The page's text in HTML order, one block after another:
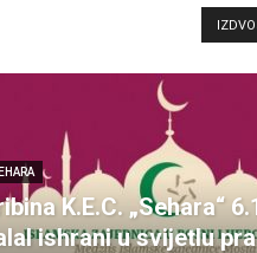
K.E.C. „Sehara“
ishrani u svijetlu